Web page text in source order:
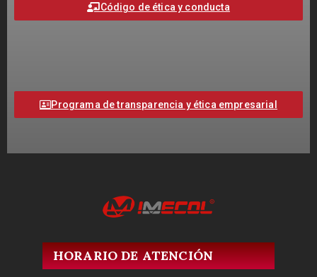
Código de ética y conducta
Programa de transparencia y ética empresarial
HORARIO DE ATENCIÓN